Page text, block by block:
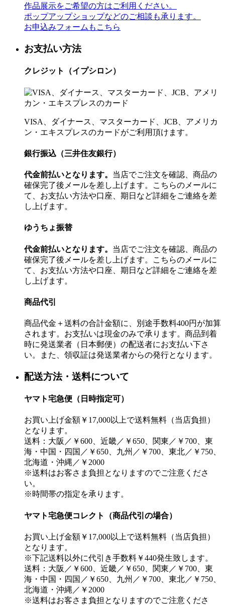
作品展示をご希望の方はご利用ください。
ポップアップショップなどのご相談も承ります。
お申込みフォームもこちら
お支払い方法
クレジット（イプシロン）
VISA、ダイナース、マスターカード、JCB、アメリカ
ン・エキスプレスのカードがご利用頂けます。
銀行振込（三井住友銀行）
代金前払いとなります。 当店でご注文を確認、商品の
確保完了後メールを差し上げます。こちらのメールに
て、お支払い方法や口座、期日など詳細をご連絡を差
し上げます。
ゆうちょ振替
代金前払いとなります。 当店でご注文を確認、商品の
確保完了後メールを差し上げます。こちらのメールに
て、お支払い方法や口座、期日など詳細をご連絡を差
し上げます。
商品代引
商品代金＋送料の合計金額に、別途手数料400円が加算
されます。お支払いは現金のみで承ります。商品到着
時に発送業者（日本郵便）の配送者にお支払い下さ
い。また、領収証は発送業者からの発行となります。
配送方法・送料について
ヤマト宅急便（日時指定可）
お買い上げ金額￥17,000以上で送料無料（当店負担）
となります。
送料：大阪／￥600、近畿／￥650、関東／￥700、東
海・中国・四国／￥650、九州／￥700、東北／￥750、
北海道・沖縄／￥2000
※送料はお客さま負担となりますのでご注意くださ
い。
※時間帯の指定を承ります。
ヤマト宅急便コレクト（商品代引の場合）
お買い上げ金額￥17,000以上で送料無料（当店負担）
となります。
※下記送料以外に代引き手数料￥440発生致します。
送料：大阪／￥600、近畿／￥650、関東／￥700、東
海・中国・四国／￥650、九州／￥700、東北／￥750、
北海道・沖縄／￥2000
※送料はお客さま負担となりますのでご注意くださ